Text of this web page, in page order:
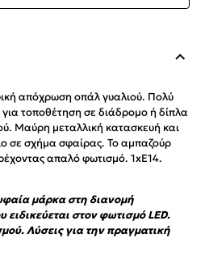
απόχρωση οπάλ γυαλιού. Πολύ
για τοποθέτηση σε διάδρομο ή δίπλα
Μαύρη μεταλλική κατασκευή και
σε σχήμα σφαίρας. Το αμπαζούρ
απαλό φωτισμό. 1xE14.
μάρκα στη διανομή
στον φωτισμό LED.
Λύσεις για την πραγματική